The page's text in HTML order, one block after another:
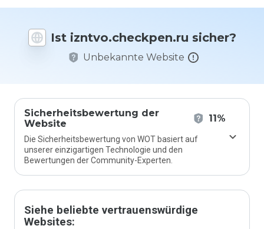
Ist izntvo.checkpen.ru sicher?
Unbekannte Website
Sicherheitsbewertung der
Website
11%
Die Sicherheitsbewertung von WOT basiert auf
unserer einzigartigen Technologie und den
Bewertungen der Community-Experten.
Siehe beliebte vertrauenswürdige
Websites:
Sie diese
auf einer
Skala von
1 bis 5